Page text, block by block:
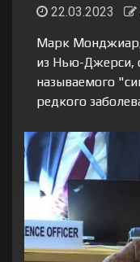
22.03.2023
Марк
из Нью-Джерси,
называемого
редкого